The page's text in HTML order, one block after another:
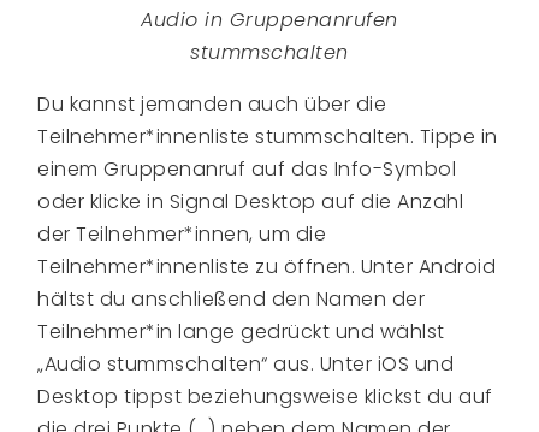
Audio in Gruppenanrufen
stummschalten
Du kannst jemanden auch über die
Teilnehmer*innenliste stummschalten. Tippe in
einem Gruppenanruf auf das Info-Symbol
oder klicke in Signal Desktop auf die Anzahl
der Teilnehmer*innen, um die
Teilnehmer*innenliste zu öffnen. Unter Android
hältst du anschließend den Namen der
Teilnehmer*in lange gedrückt und wählst
„Audio stummschalten“ aus. Unter iOS und
Desktop tippst beziehungsweise klickst du auf